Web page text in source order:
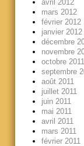
avril 2012
mars 2012
février 2012
janvier 2012
décembre
novembre
octobre 2011
septembre
août 2011
juillet 2011
juin 2011
mai 2011
avril 2011
mars 2011
février 2011